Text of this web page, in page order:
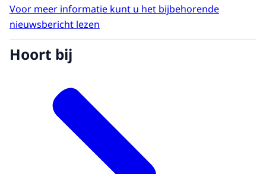
Voor meer informatie kunt u het bijbehorende
nieuwsbericht lezen
Hoort bij